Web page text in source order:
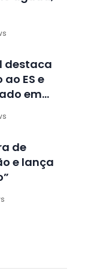
destaca
ES e
em
de
e lança